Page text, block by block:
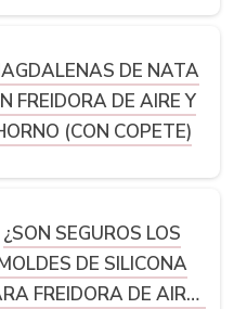
DE NATA
FREIDORA DE AIRE Y
(CON COPETE)
¿SON SEGUROS LOS
DE SILICONA
FREIDORA DE AIRE?